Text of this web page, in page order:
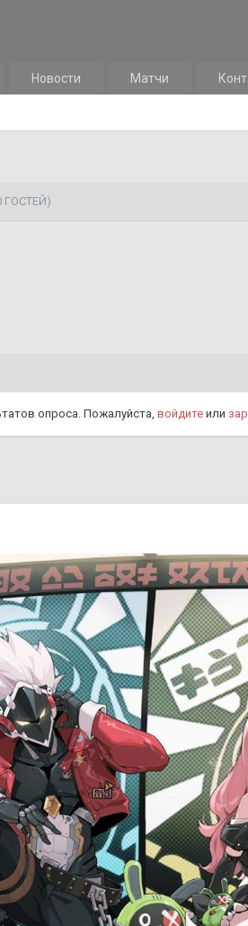
Новости Матчи
ГОСТЕЙ)
опроса. Пожалуйста, войдите или